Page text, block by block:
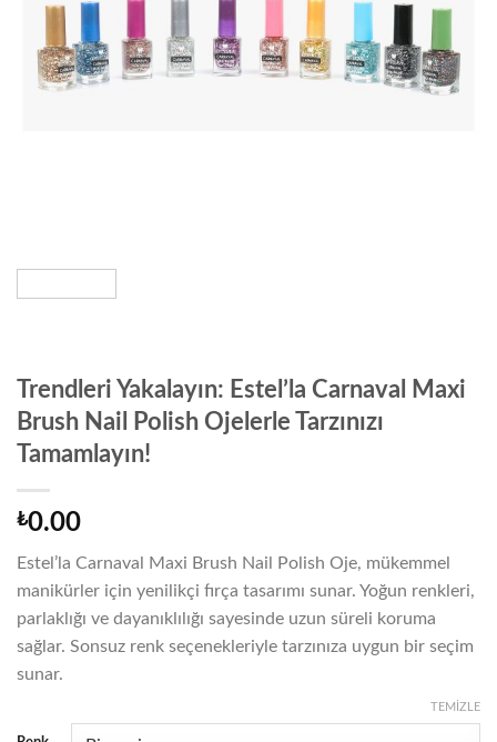
Trendleri Yakalayın: Estel’la Carnaval Maxi
Brush Nail Polish Ojelerle Tarzınızı
Tamamlayın!
₺0.00
Estel’la Carnaval Maxi Brush Nail Polish Oje, mükemmel
manikürler için yenilikçi fırça tasarımı sunar. Yoğun renkleri,
parlaklığı ve dayanıklılığı sayesinde uzun süreli koruma
sağlar. Sonsuz renk seçenekleriyle tarzınıza uygun bir seçim
sunar.
TEMIZLE